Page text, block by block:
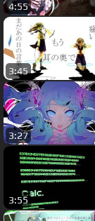
4:55
3:45
3:27
3:55